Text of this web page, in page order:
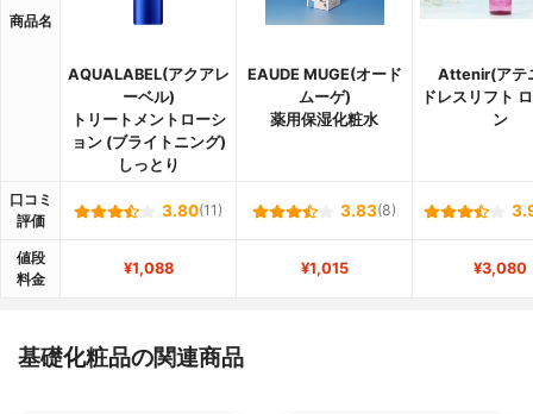
商品名
AQUALABEL(アクアレ
ーベル)
トリートメントローシ
ョン (ブライトニング)
しっとり
EAUDE MUGE(オード
ムーゲ)
薬用保湿化粧水
Attenir(アテ
ドレスリフト
ン
口コミ
評価
3.80(11) 3.83(8)
値段
料金
¥1,088 ¥1,015 ¥3,080
基礎化粧品の関連商品